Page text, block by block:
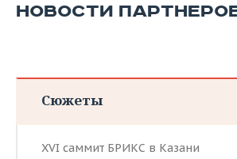
НОВОСТИ
Сюжеты
XVI саммит БРИКС в Казани